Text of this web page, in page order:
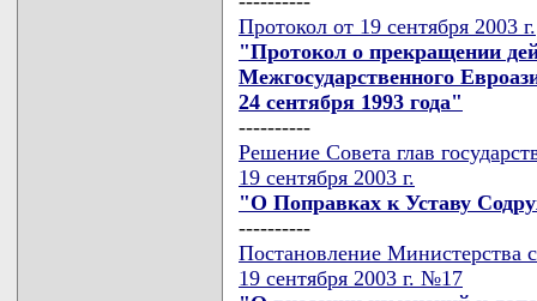
Протокол от 19 сентября 2003 г.
"Протокол о прекращении
Межгосударственного
24 сентября 1993 года"
----------
Решение Совета глав
19 сентября 2003 г.
"О Поправках к Уставу
----------
Постановление Министерства
19 сентября 2003 г. №17